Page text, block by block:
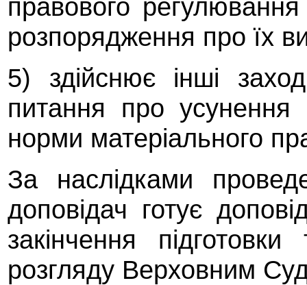
правового
розпорядження про їх
5) здійснює інші
питання про усунення
норми матеріального
За наслідками
доповідач готує
закінчення
розгляду Верховним